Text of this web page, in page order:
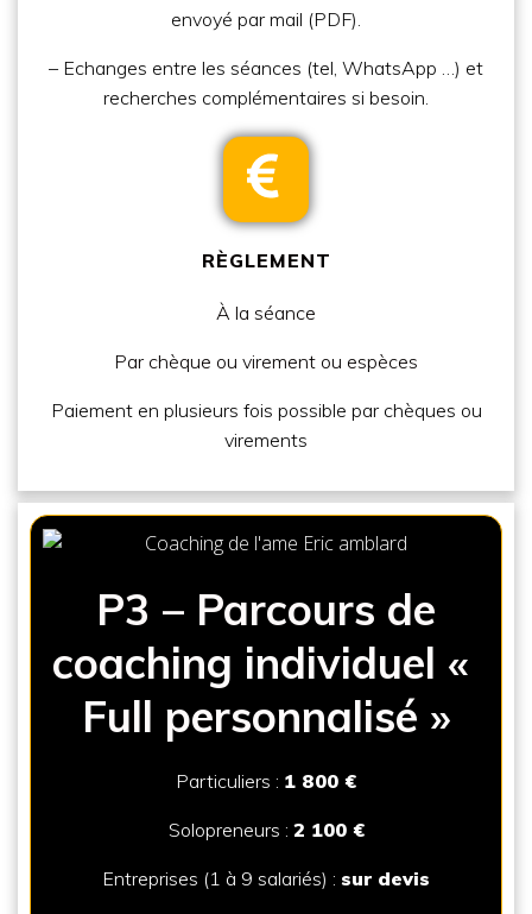
envoyé par mail (PDF).
– Echanges entre les séances (tel, WhatsApp …) et
recherches complémentaires si besoin.
RÈGLEMENT
À la séance
Par chèque ou virement ou espèces
Paiement en plusieurs fois possible par chèques ou
virements
P3 – Parcours de
coaching individuel «
Full personnalisé »
Particuliers : 1 800 €
Solopreneurs : 2 100 €
Entreprises (1 à 9 salariés) : sur devis